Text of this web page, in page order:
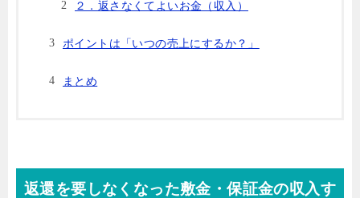
２．返さなくてよいお金（収入）
ポイントは「いつの売上にするか？」
まとめ
返還を要しなくなった敷金・保証金の収入す